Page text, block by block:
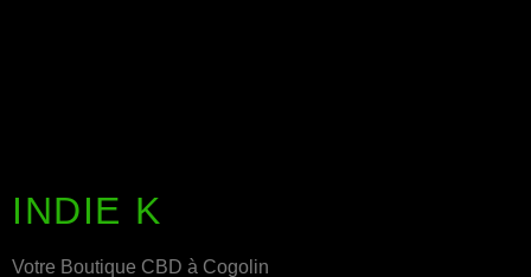
INDIE K
Votre Boutique CBD à Cogolin